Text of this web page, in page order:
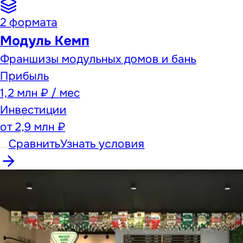
2формата
Модуль Кемп
Франшизы модульных домов и бань
Прибыль
1,2 млн ₽ / мес
Инвестиции
от2,9 млн ₽
СравнитьУзнать условия